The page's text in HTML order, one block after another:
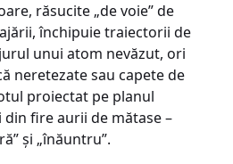
răsucite „de voie” de
închipuie traiectorii de
unui atom nevăzut, ori
neretezate sau capete de
proiectat pe planul
fire aurii de mătase –
şi „înăuntru”.